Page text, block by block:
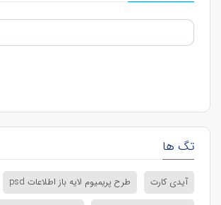
تگ ها
آیدی کارت طرح پریمیوم لایه باز اطلاعات psd